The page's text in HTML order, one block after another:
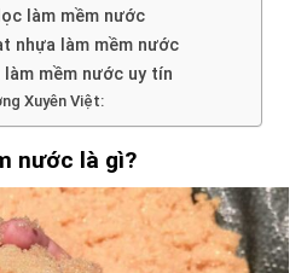
làm mềm nước
nhựa làm mềm nước
mềm nước uy tín
Xuyên Việt:
nước là gì?